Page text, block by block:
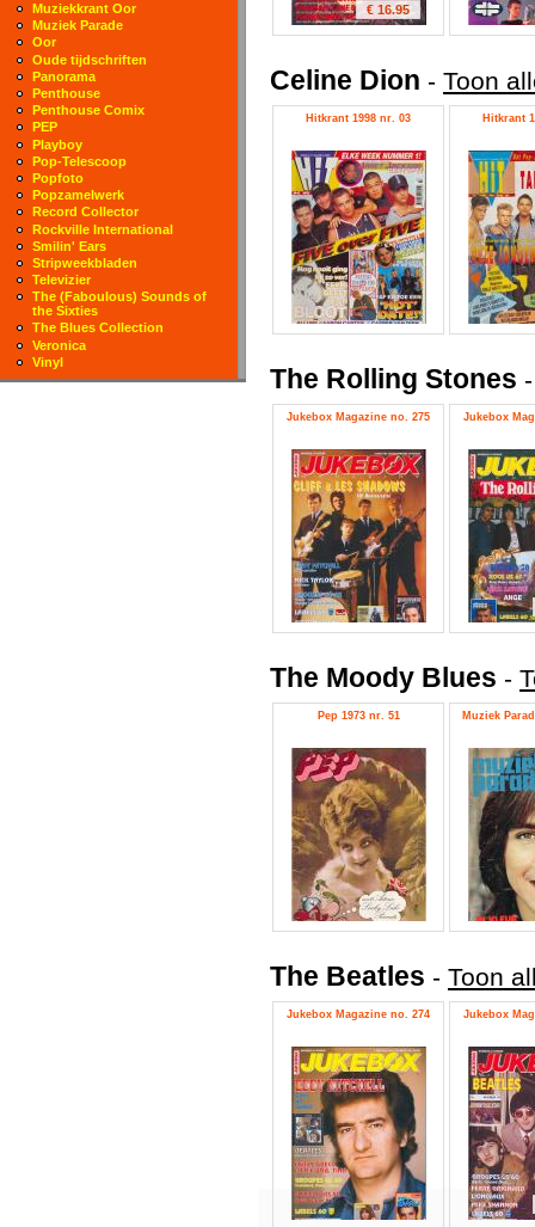
€ 16.95
Celine Dion - Toon
Hitkrant 1998 nr. 03 Hitkrant
The Rolling Stones
Jukebox Magazine no. 275 Jukebox
The Moody Blues -
Pep 1973 nr. 51 Muziek
The Beatles - Toon
Jukebox Magazine no. 274 Jukebox
Muziekkrant Oor
Muziek Parade
Oor
Oude tijdschriften
Panorama
Penthouse
Penthouse Comix
PEP
Playboy
Pop-Telescoop
Popfoto
Popzamelwerk
Record Collector
Rockville International
Smilin' Ears
Stripweekbladen
Televizier
The (Faboulous) Sounds of
the Sixties
The Blues Collection
Veronica
Vinyl